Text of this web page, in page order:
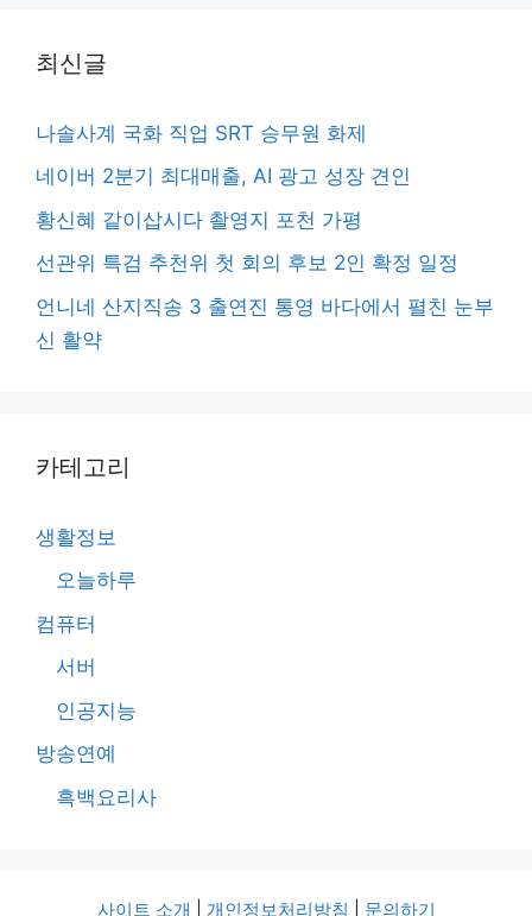
최신글
나솔사계 국화 직업 SRT 승무원 화제
네이버 2분기 최대매출, AI 광고 성장 견인
황신혜 같이삽시다 촬영지 포천 가평
선관위 특검 추천위 첫 회의 후보 2인 확정 일정
언니네 산지직송 3 출연진 통영 바다에서 펼친 눈부
신 활약
카테고리
생활정보
오늘하루
컴퓨터
서버
인공지능
방송연예
흑백요리사
사이트 소개 개인정보처리방침 문의하기